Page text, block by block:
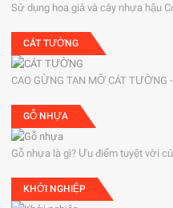
Sử dụng hoa giả và cây nhựa hậu
CÁT TƯỜNG
CAO GỪNG TAN MỠ CÁT TƯỜNG
GỖ NHỰA
Gỗ nhựa là gì? Ưu điểm tuyệt vời
KHỞI NGHIỆP